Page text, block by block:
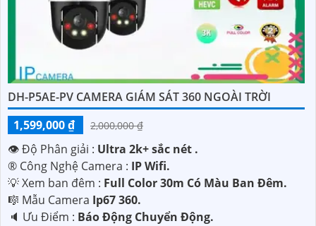
DH-P5AE-PV CAMERA GIÁM SÁT 360 NGOÀI TRỜI
1,599,000 ₫
2,000,000 ₫
👁 Độ Phân giải : Ultra 2k+ sắc nét .
®️ Công Nghệ Camera : IP Wifi.
💡 Xem ban đêm : Full Color 30m Có Màu Ban Ðêm.
🎼️ Mẫu Camera Ip67 360.
️🔈 Ưu Điểm : Báo Động Chuyển Động.